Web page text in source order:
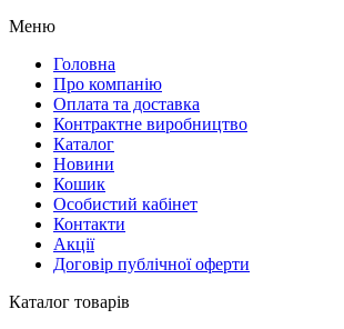
Меню
Головна
Про компанію
Оплата та доставка
Контрактне виробництво
Каталог
Новини
Кошик
Особистий кабінет
Контакти
Акції
Договір публічної оферти
Каталог товарів